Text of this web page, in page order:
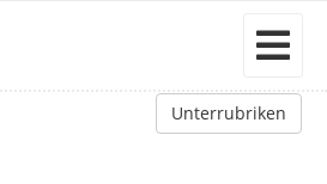
Unterrubriken